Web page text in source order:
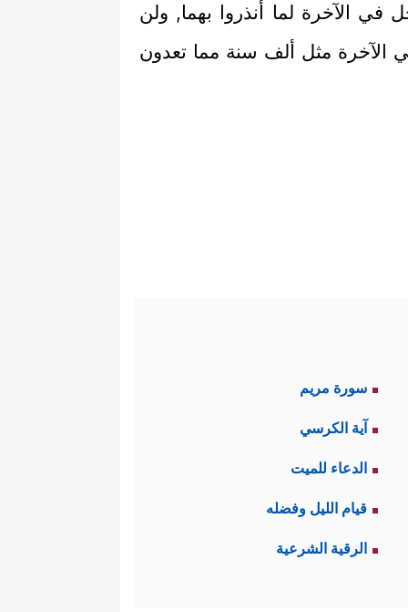
في الآخرة لما أنذروا بهما, ولن
الآخرة مثل ألف سنة مما تعدون
سورة مريم
آية الكرسي
الدعاء للميت
قيام الليل وفضله
الرقية الشرعية